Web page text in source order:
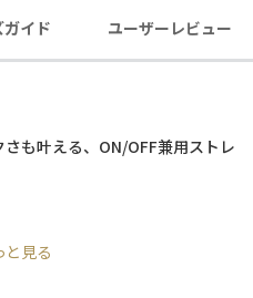
イド ユーザーレビュー
も叶える、ON/OFF兼用ストレ
ヘリンボーンツイル」素材を
と見る